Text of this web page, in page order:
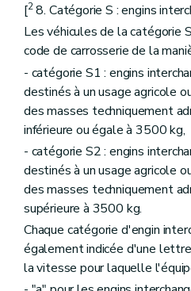
[28. Catégorie S : engins
Les véhicules de la catégorie
code de carrosserie de la
- catégorie S1 : engins
destinés à un usage agricole
des masses techniquement
inférieure ou égale à 3500 kg,
- catégorie S2 : engins
destinés à un usage agricole
des masses techniquement
supérieure à 3500 kg.
Chaque catégorie d'engin
également indicée d'une
la vitesse pour laquelle